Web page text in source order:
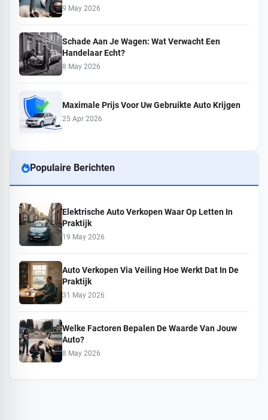
9 May 2026
Schade Aan Je Wagen: Wat Verwacht Een
Handelaar Echt?
8 May 2026
Maximale Prijs Voor Uw Gebruikte Auto Krijgen
25 Apr 2026
Populaire Berichten
Elektrische Auto Verkopen Waar Op Letten In
Praktijk
19 May 2026
Auto Verkopen Via Veiling Hoe Werkt Dat In De
Praktijk
31 May 2026
Welke Factoren Bepalen De Waarde Van Jouw
Auto?
8 May 2026